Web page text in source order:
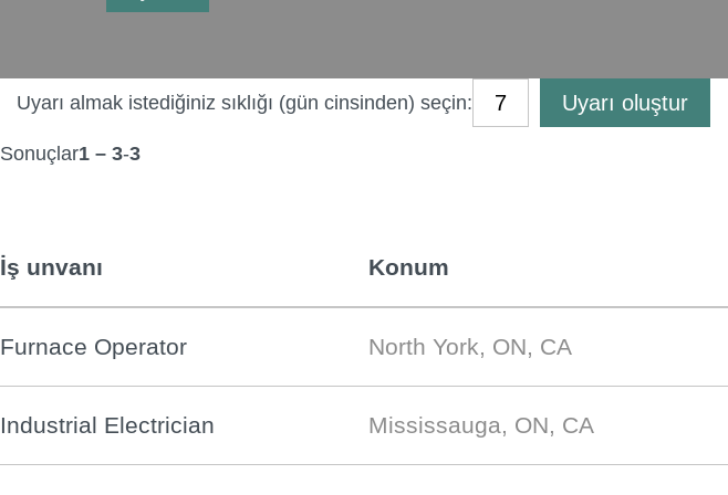
Uyarı almak istediğiniz sıklığı (gün cinsinden) seçin: Uyarı oluştur
Sonuçlar1 – 3-3
İş unvanı Konum
Furnace Operator North York, ON, CA
Industrial Electrician Mississauga, ON, CA